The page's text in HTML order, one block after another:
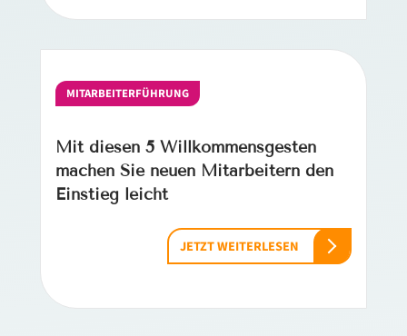
MITARBEITERFÜHRUNG
Mit diesen 5 Willkommensgesten
machen Sie neuen Mitarbeitern den
Einstieg leicht
JETZT WEITERLESEN